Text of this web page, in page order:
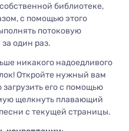
библиотеке,
с помощью этого
потоковую
один раз.
никакого надоедливого
Откройте нужный вам
его с помощью
щелкнуть плавающий
с текущей страницы.